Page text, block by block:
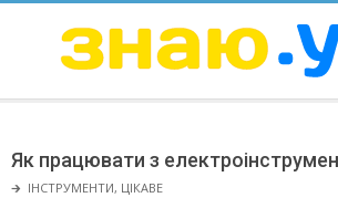
ЗНАЮ
Menu
Як працювати з
🡲 ІНСТРУМЕНТИ, ЦІКАВЕ